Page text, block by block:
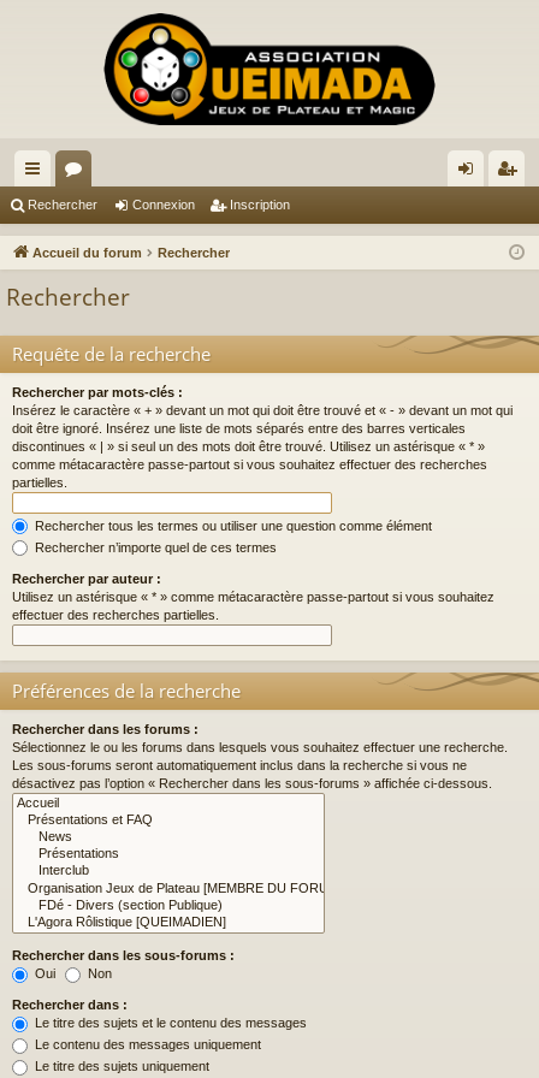
ac
co
s
or
u ne cri
Rechercher Connexion Inscription
Accueil du forum Rechercher
Rechercher
Requête de la recherche
Rechercher par mots-clés :
Insérez le caractère « + » devant un mot qui doit être trouvé et « - » devant un mot qui
doit être ignoré. Insérez une liste de mots séparés entre des barres verticales
discontinues « | » si seul un des mots doit être trouvé. Utilisez un astérisque « * »
comme métacaractère passe-partout si vous souhaitez effectuer des recherches
partielles.
Rechercher tous les termes ou utiliser une question comme élément
Rechercher n’importe quel de ces termes
Rechercher par auteur :
Utilisez un astérisque « * » comme métacaractère passe-partout si vous souhaitez
effectuer des recherches partielles.
Préférences de la recherche
Rechercher dans les forums :
Sélectionnez le ou les forums dans lesquels vous souhaitez effectuer une recherche.
Les sous-forums seront automatiquement inclus dans la recherche si vous ne
désactivez pas l’option « Rechercher dans les sous-forums » affichée ci-dessous.
Rechercher dans les sous-forums :
Oui
Non
Rechercher dans :
Le titre des sujets et le contenu des messages
Le contenu des messages uniquement
Le titre des sujets uniquement